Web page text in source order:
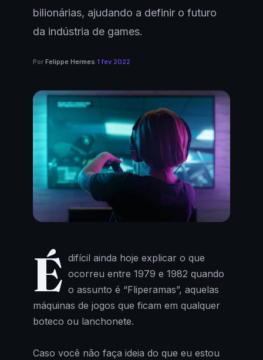
bilionárias, ajudando a definir o futuro
da indústria de games.
Por Felippe Hermes·1 fev 2022
É difícil ainda hoje explicar o que
ocorreu entre 1979 e 1982 quando
o assunto é “Fliperamas”, aquelas
máquinas de jogos que ficam em qualquer
boteco ou lanchonete.
Caso você não faça ideia do que eu estou